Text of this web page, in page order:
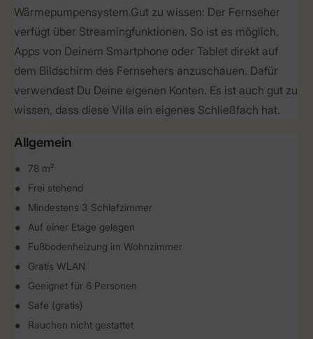
Wärmepumpensystem.Gut zu wissen: Der Fernseher
verfügt über Streamingfunktionen. So ist es möglich,
Apps von Deinem Smartphone oder Tablet direkt auf
dem Bildschirm des Fernsehers anzuschauen. Dafür
verwendest Du Deine eigenen Konten. Es ist auch gut zu
wissen, dass diese Villa ein eigenes Schließfach hat.
Allgemein
78 m²
Frei stehend
Mindestens 3 Schlafzimmer
Auf einer Etage gelegen
Fußbodenheizung im Wohnzimmer
Gratis WLAN
Geeignet für 6 Personen
Safe (gratis)
Rauchen nicht gestattet